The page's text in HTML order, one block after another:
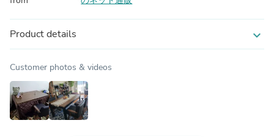
Product details expand_more
Customer photos & videos